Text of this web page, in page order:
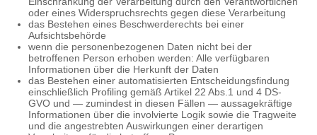
oder eines Widerspruchsrechts gegen diese Verarbeitung
das Bestehen eines Beschwerderechts bei einer
Aufsichtsbehörde
wenn die personenbezogenen Daten nicht bei der
betroffenen Person erhoben werden: Alle verfügbaren
Informationen über die Herkunft der Daten
das Bestehen einer automatisierten Entscheidungsfindung
einschließlich Profiling gemäß Artikel 22 Abs.1 und 4 DS-
GVO und — zumindest in diesen Fällen — aussagekräftige
Informationen über die involvierte Logik sowie die Tragweite
und die angestrebten Auswirkungen einer derartigen